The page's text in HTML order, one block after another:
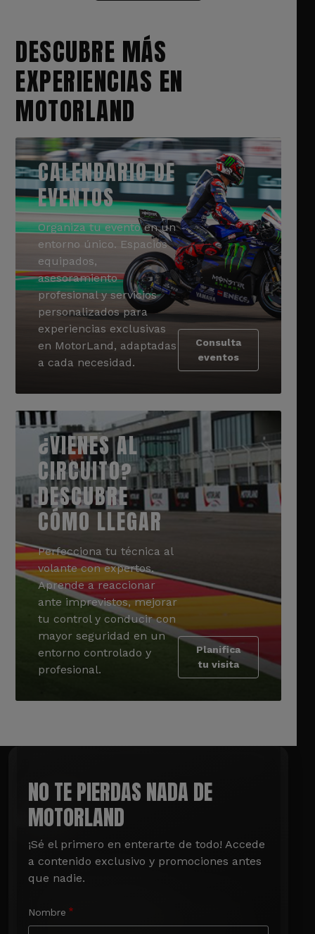
DESCUBRE MÁS
EXPERIENCIAS EN
MOTORLAND
CALENDARIO DE
EVENTOS
Organiza tu evento en un
entorno único. Espacios
equipados,
asesoramiento
profesional y servicios
personalizados para
experiencias exclusivas
en MotorLand, adaptadas
a cada necesidad.
Consulta
eventos
¿VIENES AL
CIRCUITO?
DESCUBRE
CÓMO LLEGAR
Perfecciona tu técnica al
volante con expertos.
Aprende a reaccionar
ante imprevistos, mejorar
tu control y conducir con
mayor seguridad en un
entorno controlado y
profesional.
Planifica
tu visita
NO TE PIERDAS NADA DE
MOTORLAND
¡Sé el primero en enterarte de todo! Accede
a contenido exclusivo y promociones antes
que nadie.
Nombre